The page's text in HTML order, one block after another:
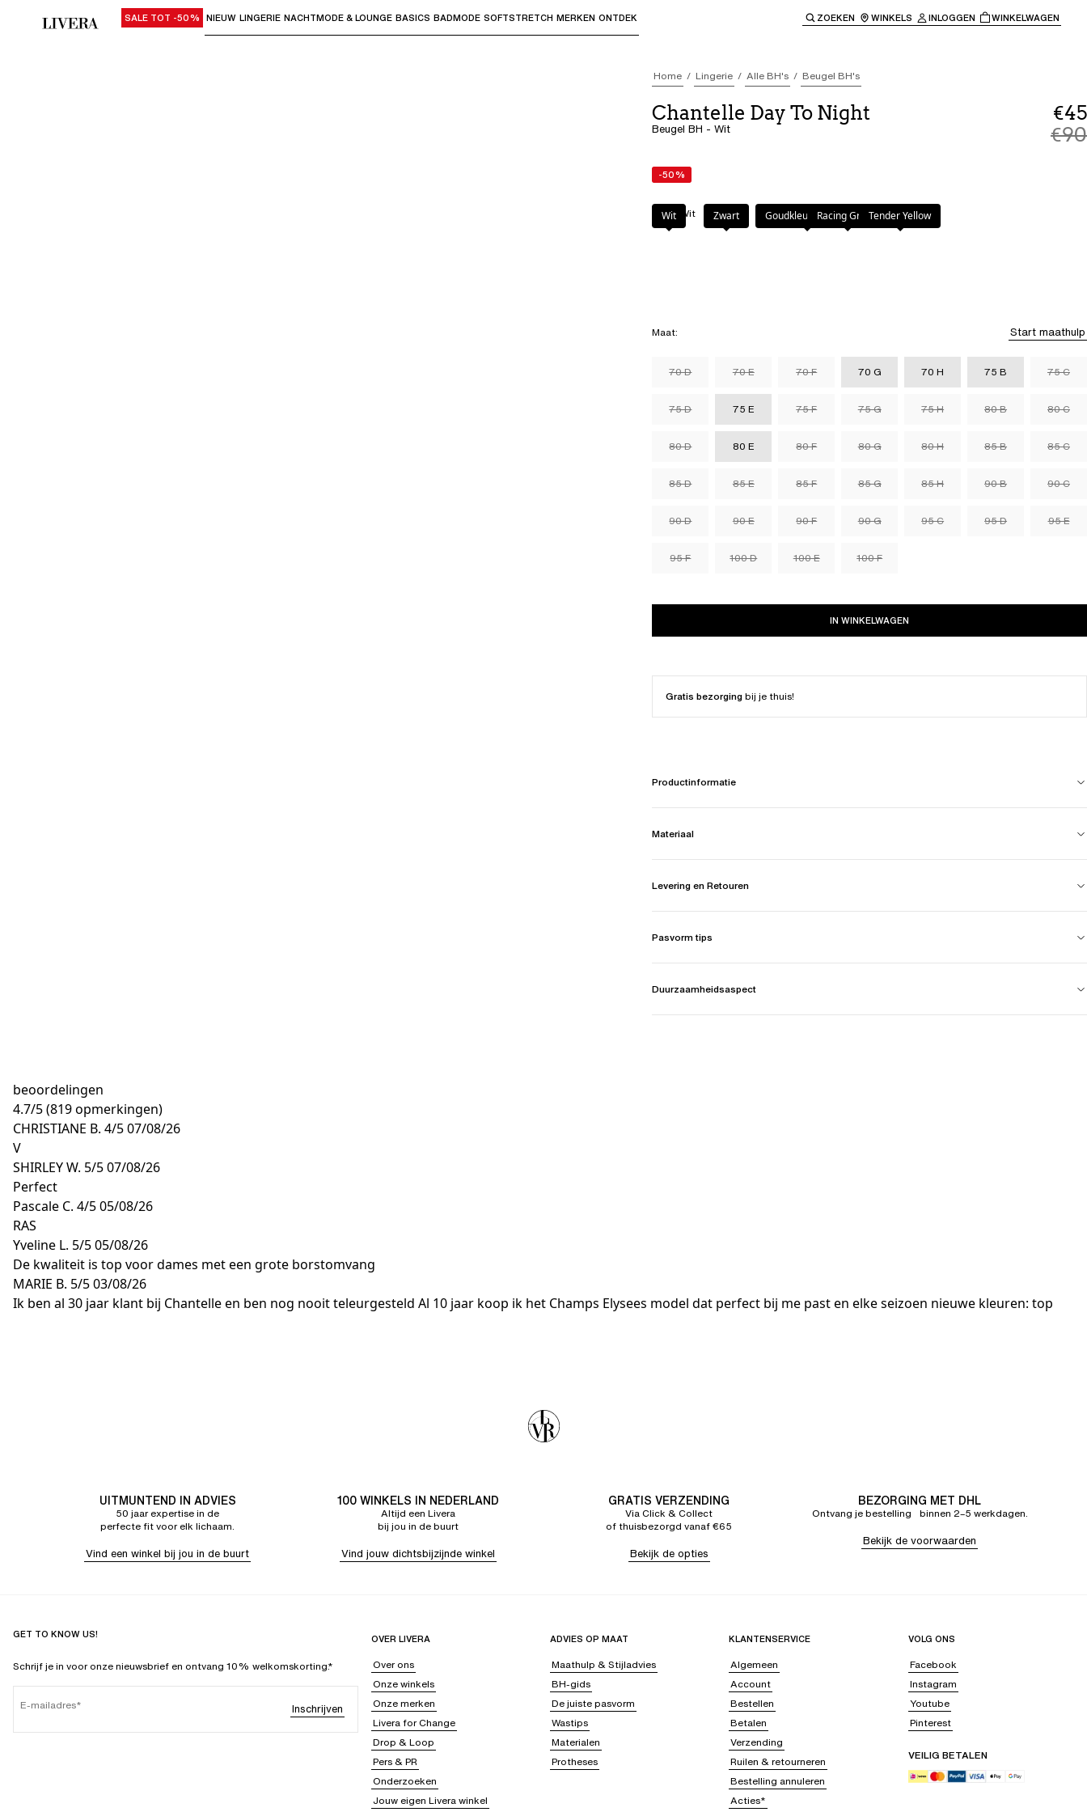
Gebruik "Pijl omlaag" of "Enter" om submenu's te openen en "Pijl omhoog" of "Escape" om terug te keren naar de hoofdnavigatie.
SALE TOT -50% NIEUW LINGERIE NACHTMODE & LOUNGE BASICS BADMODE SOFTSTRETCH MERKEN ONTDEK ZOEKEN WINKELS INLOGGEN WINKELWAGEN
Home Lingerie Alle BH's Beugel BH's
Chantelle Day To Night
Beugel BH - Wit
€45
€90
-50%
Kleur: Wit
Wit Zwart Goudkleurig BeigeRacing GreenTender Yellow
Maat: Start maathulp
70 D 70 E 70 F 70 G 70 H 75 B 75 C
75 D 75 E 75 F 75 G 75 H 80 B 80 C
80 D 80 E 80 F 80 G 80 H 85 B 85 C
85 D 85 E 85 F 85 G 85 H 90 B 90 C
90 D 90 E 90 F 90 G 95 C 95 D 95 E
95 F 100 D 100 E 100 F
IN WINKELWAGEN
Gratis bezorgingbij je thuis!
Productinformatie
Materiaal
Levering en Retouren
Pasvorm tips
Duurzaamheidsaspect
beoordelingen
4.7/5(819 opmerkingen)
CHRISTIANE B. 4/507/08/26
V
SHIRLEY W. 5/507/08/26
Perfect
Pascale C. 4/505/08/26
RAS
Yveline L. 5/505/08/26
De kwaliteit is top voor dames met een grote borstomvang
MARIE B. 5/503/08/26
Ik ben al 30 jaar klant bij Chantelle en ben nog nooit teleurgesteld Al 10 jaar koop ik het Champs Elysees model dat perfect bij me past en elke seizoen nieuwe kleuren: top
UITMUNTEND IN ADVIES
50 jaar expertise in de
perfecte fit voor elk lichaam.
Vind een winkel bij jou in de buurt
100 WINKELS IN NEDERLAND
Altijd een Livera
bij jou in de buurt
Vind jouw dichtsbijzijnde winkel
GRATIS VERZENDING
Via Click & Collect
of thuisbezorgd vanaf €65
Bekijk de opties
BEZORGING MET DHL
Ontvang je bestelling binnen 2–5 werkdagen.
Bekijk de voorwaarden
GET TO KNOW US!
Schrijf je in voor onze nieuwsbrief en ontvang 10% welkomskorting.*
E-mailadres Inschrijven
OVER LIVERA
Over ons
Onze winkels
Onze merken
Livera for Change
Drop & Loop
Pers & PR
Onderzoeken
Jouw eigen Livera winkel
ADVIES OP MAAT
Maathulp & Stijladvies
BH-gids
De juiste pasvorm
Wastips
Materialen
Protheses
KLANTENSERVICE
Algemeen
Account
Bestellen
Betalen
Verzending
Ruilen & retourneren
Bestelling annuleren
Acties*
VOLG ONS
Facebook
Instagram
Youtube
Pinterest
VEILIG BETALEN